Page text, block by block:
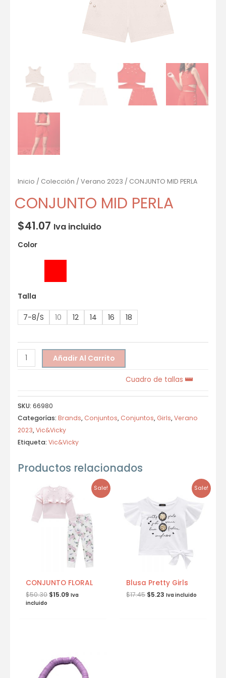
Inicio / Colección / Verano 2023 / CONJUNTO MID PERLA
CONJUNTO MID PERLA
$41.07 Iva incluido
Color
Talla
7-8/S 10 12 14 16 18
Añadir Al Carrito
Cuadro de tallas
SKU: 66980
Categorías: Brands, Conjuntos, Conjuntos, Girls,Verano
2023,Vic&Vicky
Etiqueta: Vic&Vicky
Productos relacionados
Sale!
CONJUNTO FLORAL
$50.30 $15.09 Iva
incluido
Sale!
Blusa Pretty Girls
$17.45 $5.23 Iva incluido